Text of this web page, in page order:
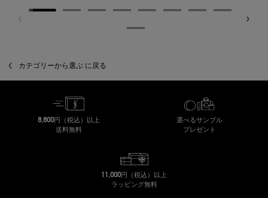
カテゴリーから選ぶ に戻る
8,800円（税込）以上
送料無料
選べるサンプル
プレゼント
11,000円（税込）以上
ラッピング無料